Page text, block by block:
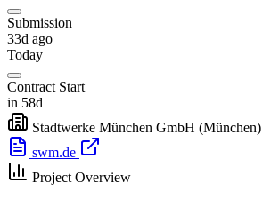
Submission
33d ago
Today
Contract Start
in 58d
Stadtwerke München GmbH (München)
swm.de
Project Overview